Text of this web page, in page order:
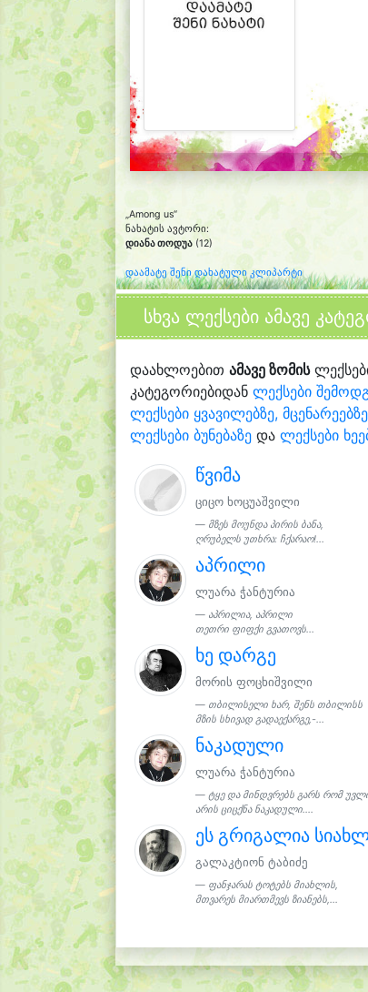
„Among us“
ნახატის ავტორი:
დიანა თოდუა (12)
დაამატე შენი დახატული კლიპარტი
სხვა ლექსები ამავე
დაახლოებით ამავე ზომის
კატეგორიებიდან ლექსები
ლექსები ყვავილებზე, მცენარეებზე
ლექსები ბუნებაზე და ლექსები
წვიმა
ციცო ხოცუაშვილი
მზეს მოუნდა პირის ბანა,
ღრუბელს უთხრა: ჩქარაო!...
აპრილი
ლუარა ჭანტურია
აპრილია, აპრილი
თეთრი ფიფქი გვათოვს...
ხე დარგე
მორის ფოცხიშვილი
თბილისელი ხარ, შენს თბილისს
მზის სხივად გადაექარგე,-...
ნაკადული
ლუარა ჭანტურია
ტყე და მინდვრებს გარს რომ
არის ციცქნა ნაკადული....
ეს გრიგალია
გალაკტიონ ტაბიძე
ფანჯარას ტოტებს მიახლის,
მთვარეს მიართმევს ზიანებს,...